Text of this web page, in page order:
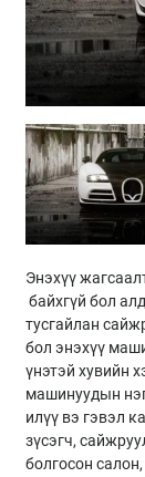
Энэхүү
байхгүй бол
тусгайлан
бол энэхүү
үнэтэй хувийн
машинуудын
илүү вэ гэвэл
зүсэгч,
болгосон